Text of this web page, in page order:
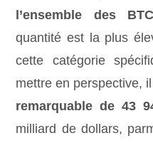
l’ensemble des
quantité est la plus
cette catégorie
mettre en perspective,
remarquable de 43
milliard de dollars,